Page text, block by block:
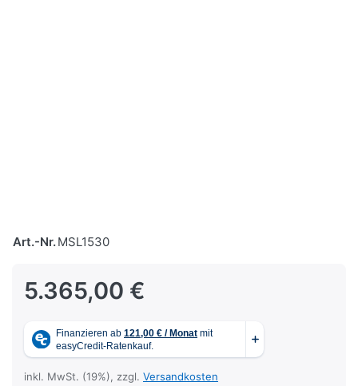
Art.-Nr.MSL1530
5.365,00 €
inkl. MwSt. (19%), zzgl. Versandkosten